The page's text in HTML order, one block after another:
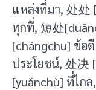
แหล่งที่มา, 处处
ทุกที่, 短处
[chángchu] ข้อ
ประโยชน์, 处决
[yuǎnchù] ที่ไก